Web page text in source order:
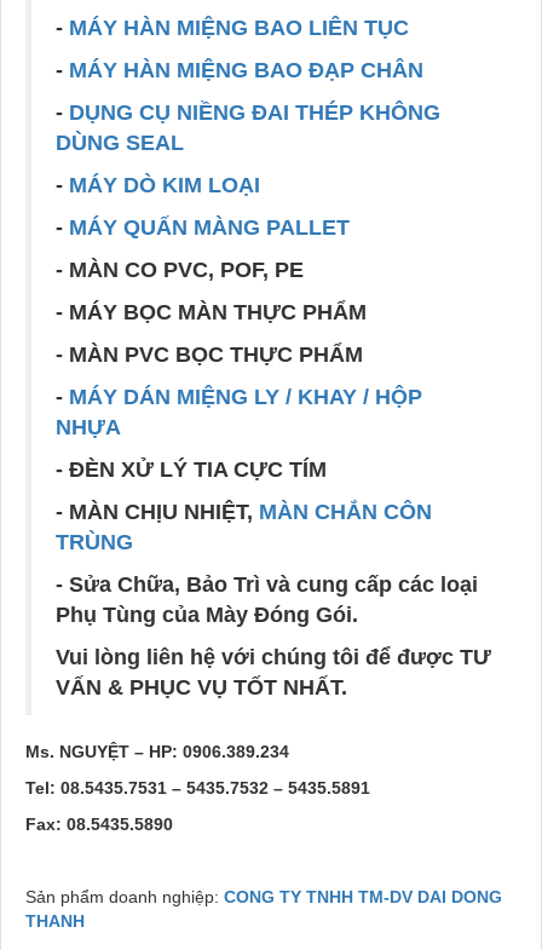
- MÁY HÀN MIỆNG BAO LIÊN TỤC
- MÁY HÀN MIỆNG BAO ĐẠP CHÂN
- DỤNG CỤ NIỀNG ĐAI THÉP KHÔNG
DÙNG SEAL
- MÁY DÒ KIM LOẠI
- MÁY QUẤN MÀNG PALLET
- MÀN CO PVC, POF, PE
- MÁY BỌC MÀN THỰC PHẨM
- MÀN PVC BỌC THỰC PHẨM
- MÁY DÁN MIỆNG LY / KHAY / HỘP
NHỰA
- ĐÈN XỬ LÝ TIA CỰC TÍM
- MÀN CHỊU NHIỆT, MÀN CHẮN CÔN
TRÙNG
- Sửa Chữa, Bảo Trì và cung cấp các loại
Phụ Tùng của Mày Đóng Gói.
Vui lòng liên hệ với chúng tôi để được TƯ
VẤN & PHỤC VỤ TỐT NHẤT.
Ms. NGUYỆT – HP: 0906.389.234
Tel: 08.5435.7531 – 5435.7532 – 5435.5891
Fax: 08.5435.5890
Sản phẩm doanh nghiệp: CONG TY TNHH TM-DV DAI DONG
THANH